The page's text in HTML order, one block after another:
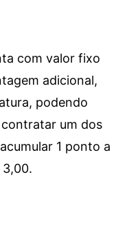
com valor fixo
adicional,
podendo
contratar um dos
1 ponto a
3,00.